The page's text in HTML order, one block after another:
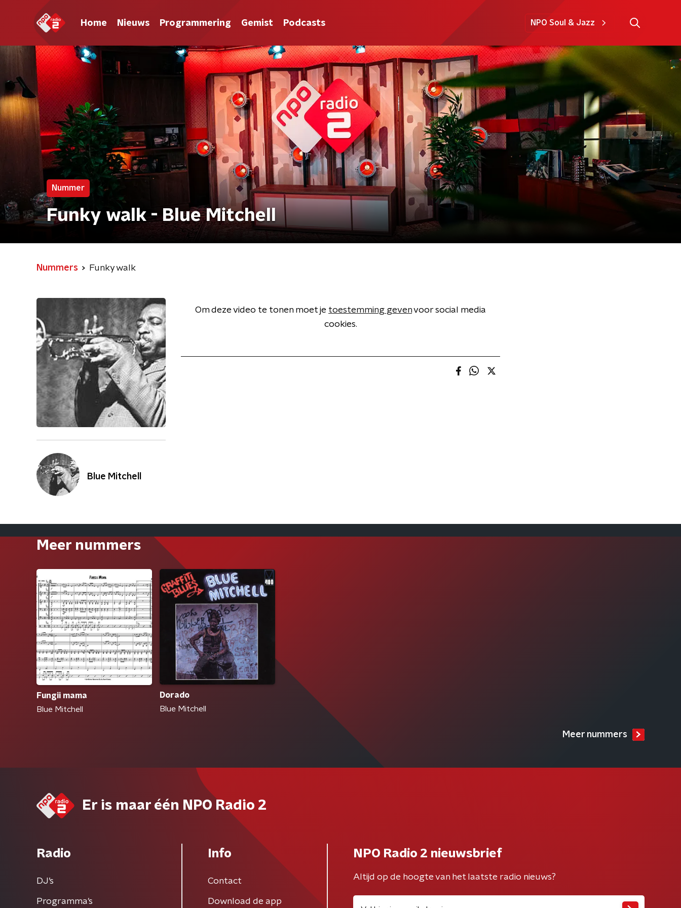
Home Nieuws Programmering Gemist Podcasts NPO Soul & Jazz
Nummer
Funky walk - Blue Mitchell
Nummers Funky walk
Blue Mitchell
Om deze video te tonen moet je toestemming gevenvoor social media
cookies.
Meer nummers
Fungii mama
Blue Mitchell
Dorado
Blue Mitchell
Meer nummers
Er is maar één NPO Radio 2
Radio
DJ’s
Programma's
Info
Contact
Download de app
NPO Radio 2 nieuwsbrief
Altijd op de hoogte van het laatste radio nieuws?